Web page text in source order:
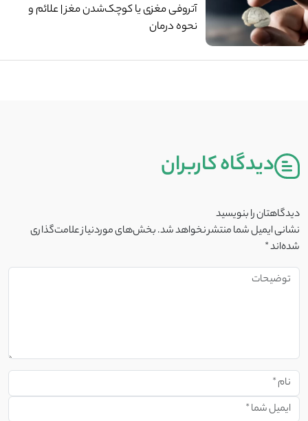
آتروفی مغزی یا کوچک‌شدن مغز | علائم و
نحوه درمان
دیدگاه کاربران
دیدگاهتان را بنویسید
نشانی ایمیل شما منتشر نخواهد شد.بخش‌های موردنیاز علامت‌گذاری
شده‌اند*